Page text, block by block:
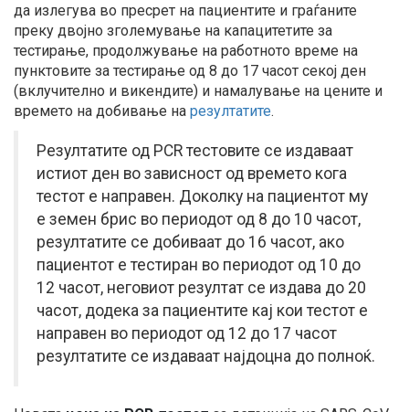
да излегува во пресрет на пациентите и граѓаните
преку двојно зголемување на капацитетите за
тестирање, продолжување на работното време на
пунктовите за тестирање од 8 до 17 часот секој ден
(вклучително и викендите) и намалување на цените и
времето на добивање на резултатите.
Резултатите од PCR тестовите се издаваат
истиот ден во зависност од времето кога
тестот е направен. Доколку на пациентот му
е земен брис во периодот од 8 до 10 часот,
резултатите се добиваат до 16 часот, ако
пациентот е тестиран во периодот од 10 до
12 часот, неговиот резултат се издава до 20
часот, додека за пациентите кај кои тестот е
направен во периодот од 12 до 17 часот
резултатите се издаваат најдоцна до полноќ.